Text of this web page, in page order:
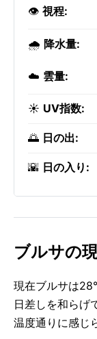
👁️ 視程:
🌧️ 降水量:
☁️ 雲量:
☀️ UV指数:
🌅 日の出:
🌇 日の入り:
ブルサの
現在ブルサは
日差しを和ら
温度通りに感じ